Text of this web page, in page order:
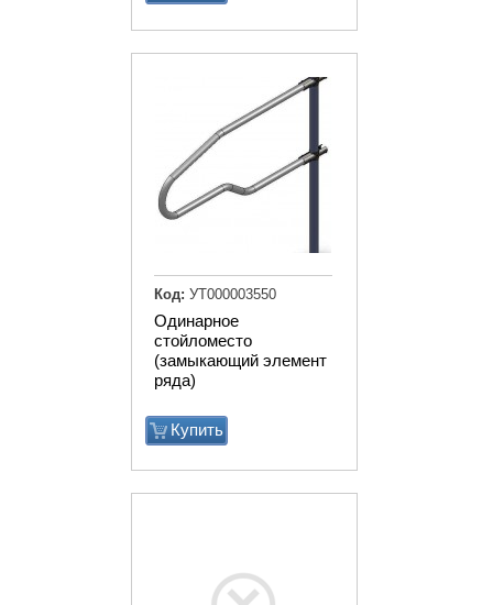
Одинарное
стойломесто
(замыкающий элемент
ряда)
Купить
Код: УТ000003550